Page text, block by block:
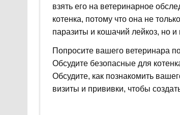
взять его на ветеринарное
котенка, потому что она не
паразиты и кошачий лейкоз, но
Попросите вашего ветеринара
Обсудите безопасные для
Обсудите, как познакомить
визиты и прививки, чтобы